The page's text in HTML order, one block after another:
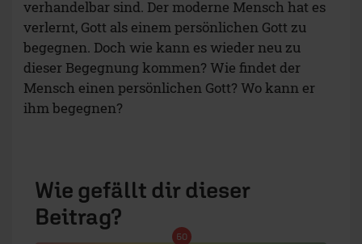
verhandelbar sind. Der moderne Mensch hat es
verlernt, Gott als einem persönlichen Gott zu
begegnen. Doch wie kann es wieder neu zu
dieser Begegnung kommen? Wie findet der
Mensch einen persönlichen Gott? Wo kann er
ihm begegnen?
Wie gefällt dir dieser
Beitrag?
50